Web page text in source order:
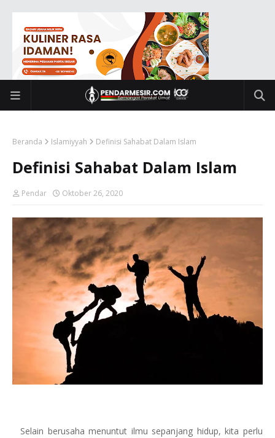
Beranda Islamiyyah Definisi Sahabat Dalam Islam
Definisi Sahabat Dalam Islam
Pendar Oktober 26, 2020
Selain berusaha menuntut ilmu sepanjang hidup, kita perlu